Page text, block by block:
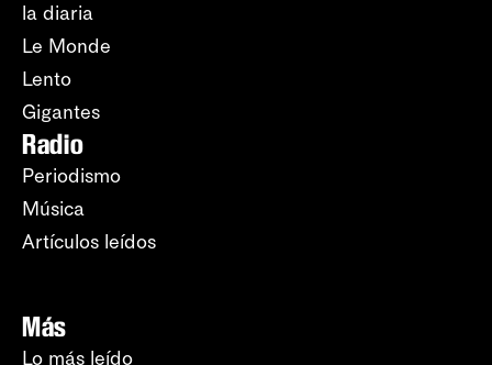
la diaria
Le Monde
Lento
Gigantes
Radio
Periodismo
Música
Artículos leídos
Más
Lo más leído